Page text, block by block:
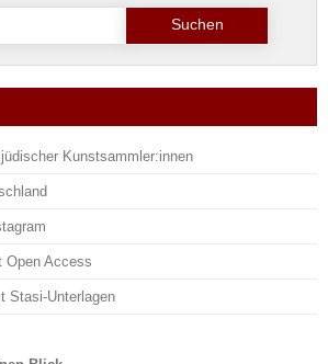
Kunstsammler:innen
Open Access
Stasi-Unterlagen